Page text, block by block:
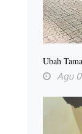
Ubah
Agu